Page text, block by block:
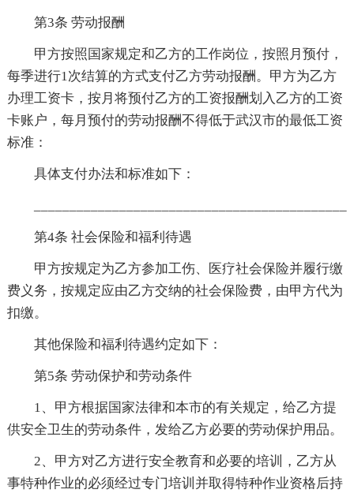
第3条 劳动报酬
甲方按照国家规定和乙方的工作岗位，按照月预付，
每季进行1次结算的方式支付乙方劳动报酬。甲方为乙方
办理工资卡，按月将预付乙方的工资报酬划入乙方的工资
卡账户，每月预付的劳动报酬不得低于武汉市的最低工资
标准：
具体支付办法和标准如下：
第4条 社会保险和福利待遇
甲方按规定为乙方参加工伤、医疗社会保险并履行缴
费义务，按规定应由乙方交纳的社会保险费，由甲方代为
扣缴。
其他保险和福利待遇约定如下：
第5条 劳动保护和劳动条件
1、甲方根据国家法律和本市的有关规定，给乙方提
供安全卫生的劳动条件，发给乙方必要的劳动保护用品。
2、甲方对乙方进行安全教育和必要的培训，乙方从
事特种作业的必须经过专门培训并取得特种作业资格后持